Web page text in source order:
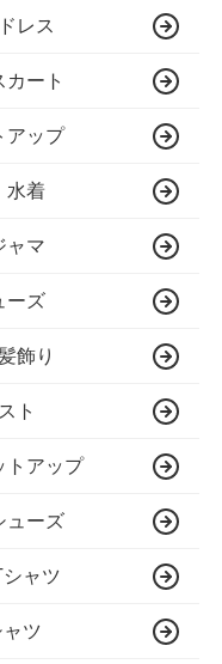
レス
カート
アップ
水着
ャマ
ーズ
飾り
ト
トアップ
ューズ
シャツ
ャツ